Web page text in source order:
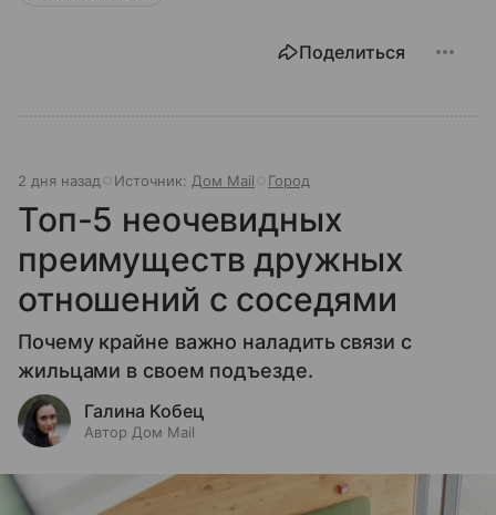
Поделиться
2 дня назад Источник: Дом Mail Город
Топ-5 неочевидных
преимуществ дружных
отношений с соседями
Почему крайне важно наладить связи с
жильцами в своем подъезде.
Галина Кобец
Автор Дом Mail